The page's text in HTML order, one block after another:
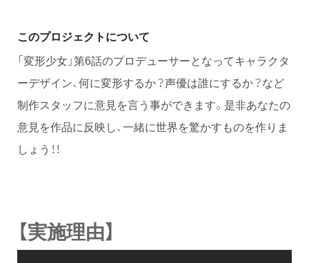
このプロジェクトについて
「変形少女」第6話のプロデューサーとなってキャラクタ
ーデザイン、何に変形するか？声優は誰にするか？など
制作スタッフに意見を言う事ができます。是非あなたの
意見を作品に反映し、一緒に世界を驚かすものを作りま
しょう！！
【実施理由】